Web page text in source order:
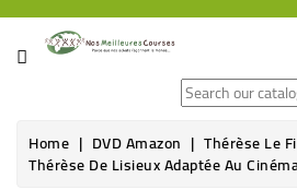
CATEGORY
GROCERY
Home DVD Amazon Thérèse Le
Thérèse De Lisieux Adaptée Au